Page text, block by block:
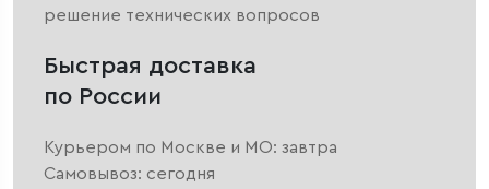
решение технических вопросов
Быстрая доставка
по России
Курьером по Москве и МО: завтра
Самовывоз: сегодня